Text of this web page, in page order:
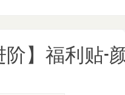
阶】福利贴-